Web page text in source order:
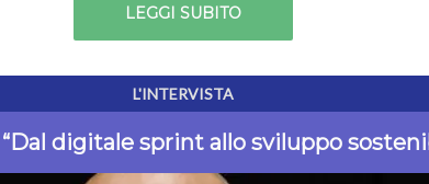
LEGGI SUBITO
L'INTERVISTA
digitale sprint allo sviluppo